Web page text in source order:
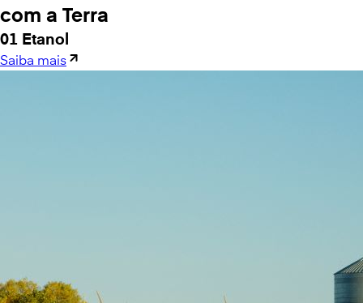
com a Terra
01 Etanol
Saiba mais